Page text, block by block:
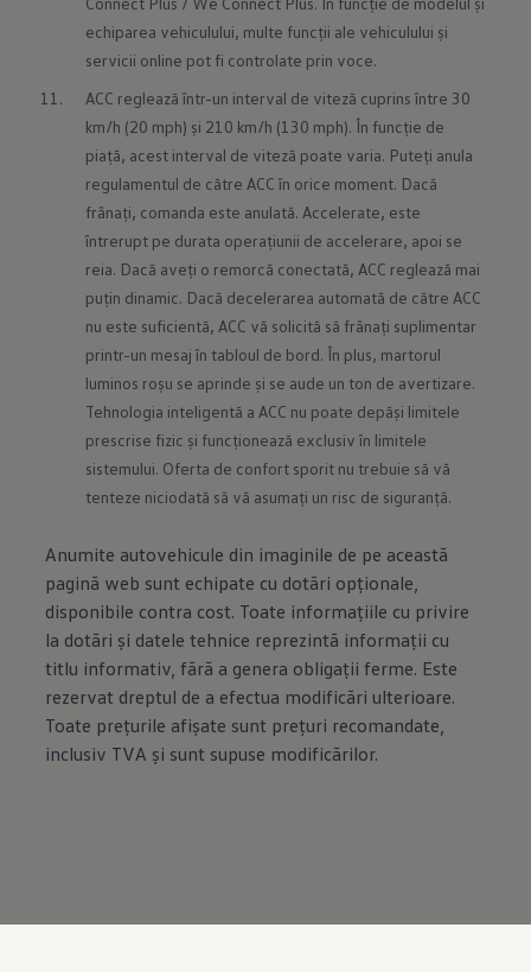
echiparea vehiculului, multe funcții ale vehiculului și
servicii online pot fi controlate prin voce.
ACC reglează într-un interval de viteză cuprins între 30
km/h (20 mph) și 210 km/h (130 mph). În funcție de
piață, acest interval de viteză poate varia. Puteți anula
regulamentul de către ACC în orice moment. Dacă
frânați, comanda este anulată. Accelerate, este
întrerupt pe durata operațiunii de accelerare, apoi se
reia. Dacă aveți o remorcă conectată, ACC reglează mai
puțin dinamic. Dacă decelerarea automată de către ACC
nu este suficientă, ACC vă solicită să frânați suplimentar
printr-un mesaj în tabloul de bord. În plus, martorul
luminos roșu se aprinde și se aude un ton de avertizare.
Tehnologia inteligentă a ACC nu poate depăși limitele
prescrise fizic și funcționează exclusiv în limitele
sistemului. Oferta de confort sporit nu trebuie să vă
tenteze niciodată să vă asumați un risc de siguranță.
Anumite autovehicule din imaginile de pe această
pagină web sunt echipate cu dotări opţionale,
disponibile contra cost. Toate informaţiile cu privire
la dotări şi datele tehnice reprezintă informaţii cu
titlu informativ, fără a genera obligaţii ferme. Este
rezervat dreptul de a efectua modificări ulterioare.
Toate preţurile afişate sunt preţuri recomandate,
inclusiv TVA şi sunt supuse modificărilor.